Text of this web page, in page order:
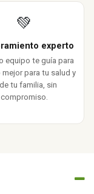
💚
experto
equipo te guía para
mejor para tu salud y
de tu familia, sin
compromiso.